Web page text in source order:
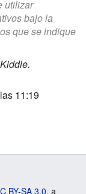
utilizar
bajo la
que se indique
11:19
BY-SA 3.0, a